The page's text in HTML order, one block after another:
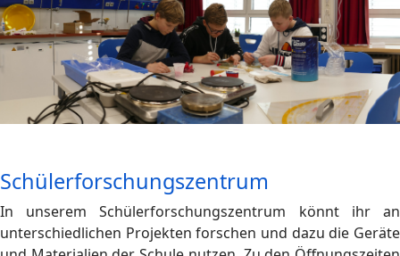
Schülerforschungszentrum
In unserem Schülerforschungszentrum könnt ihr an
unterschiedlichen Projekten forschen und dazu die Geräte